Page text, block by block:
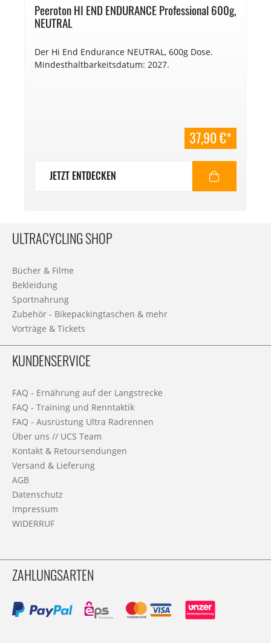
Peeroton HI END ENDURANCE Professional 600g,
NEUTRAL
Der Hi End Endurance NEUTRAL, 600g Dose.
Mindesthaltbarkeitsdatum: 2027.
37,90 €*
JETZT ENTDECKEN
ULTRACYCLING SHOP
Bücher & Filme
Bekleidung
Sportnahrung
Zubehör - Bikepackingtaschen & mehr
Vorträge & Tickets
KUNDENSERVICE
FAQ - Ernährung auf der Langstrecke
FAQ - Training und Renntaktik
FAQ - Ausrüstung Ultra Radrennen
Über uns // UCS Team
Kontakt & Retoursendungen
Versand & Lieferung
AGB
Datenschutz
Impressum
WIDERRUF
ZAHLUNGSARTEN